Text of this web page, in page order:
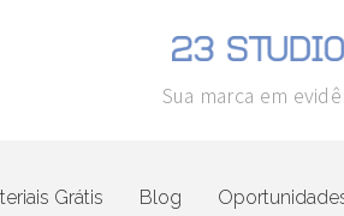
Sua marca em
Grátis Blog